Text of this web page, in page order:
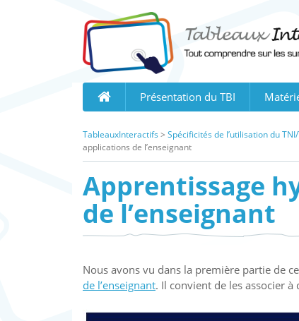
Présentation du TBI
TableauxInteractifs > Spécificités de l’utilisation du
applications de l’enseignant
Apprentissage
de l’enseignant
Nous avons vu dans la première partie de
de l’enseignant. Il convient de les associer